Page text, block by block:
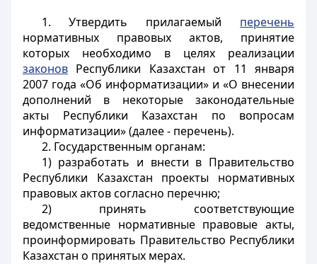
1. Утвердить прилагаемый перечень
нормативных правовых актов, принятие
которых необходимо в целях реализации
законов Республики Казахстан от 11 января
2007 года «Об информатизации» и «О внесении
дополнений в некоторые законодательные
акты Республики Казахстан по вопросам
информатизации» (далее - перечень).
2. Государственным органам:
1) разработать и внести в Правительство
Республики Казахстан проекты нормативных
правовых актов согласно перечню;
2) принять соответствующие
ведомственные нормативные правовые акты,
проинформировать Правительство Республики
Казахстан о принятых мерах.